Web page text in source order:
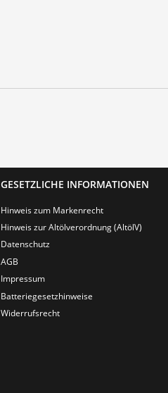
GESETZLICHE INFORMATIONEN
Hinweis zum Markenrecht
Hinweis zur Altölverordnung (AltölV)
Datenschutz
AGB
Impressum
Batteriegesetzhinweise
Widerrufsrecht